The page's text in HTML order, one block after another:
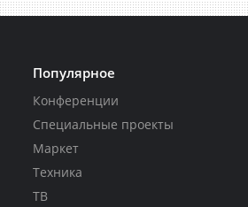
Популярное
Конференции
Специальные проекты
Маркет
Техника
ТВ